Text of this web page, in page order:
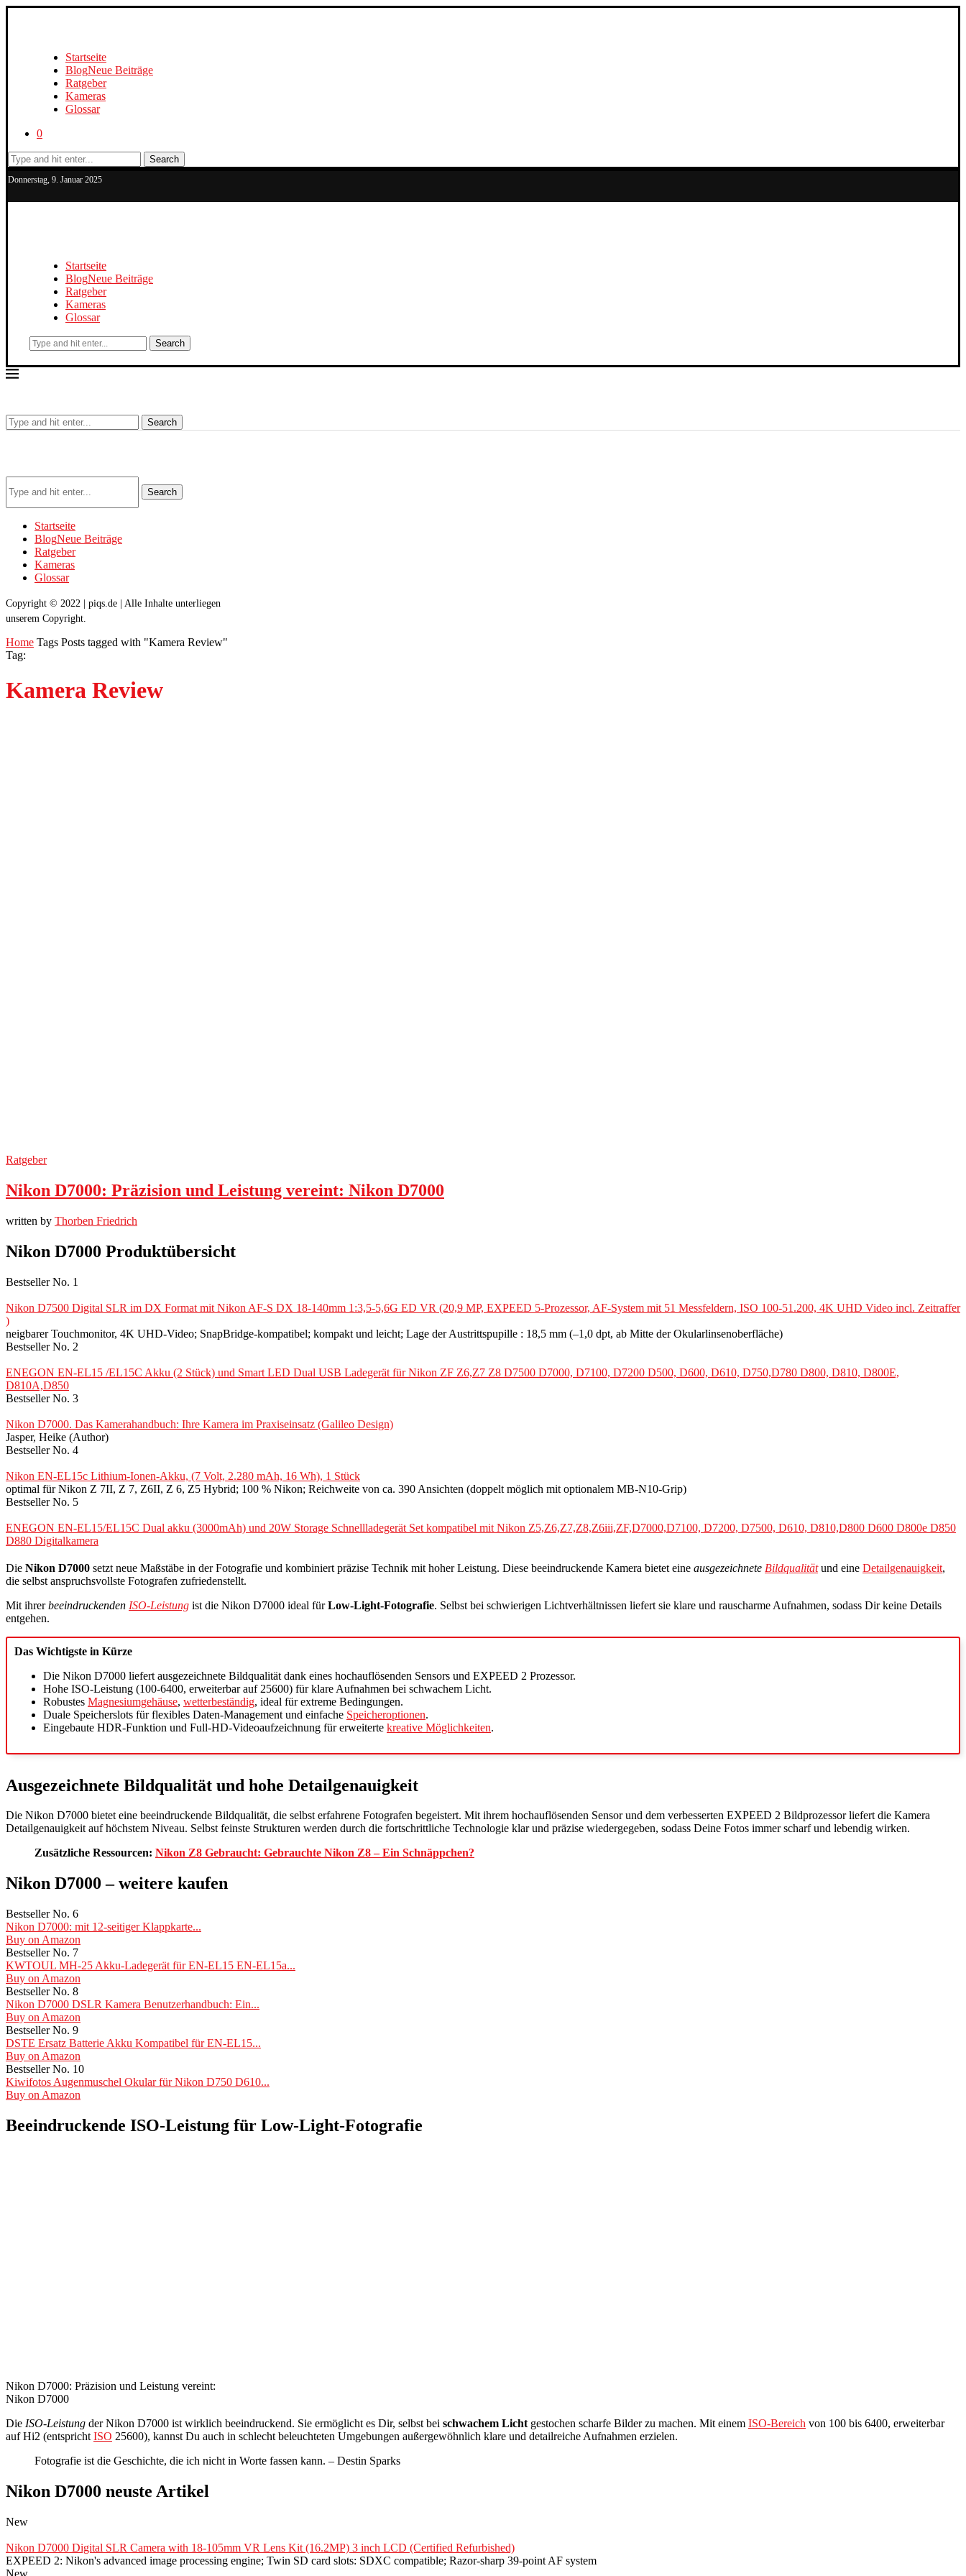
Startseite
BlogNeue Beiträge
Ratgeber
Kameras
Glossar
0
Search
Donnerstag, 9. Januar 2025
Startseite
BlogNeue Beiträge
Ratgeber
Kameras
Glossar
Search
Search
Search
Startseite
BlogNeue Beiträge
Ratgeber
Kameras
Glossar
Copyright © 2022 | piqs.de | Alle Inhalte unterliegen
unserem Copyright.
Home Tags Posts tagged with "Kamera Review"
Tag:
Kamera Review
Ratgeber
Nikon D7000: Präzision und Leistung vereint: Nikon D7000
written by Thorben Friedrich
Nikon D7000 Produktübersicht
Bestseller No. 1
Nikon D7500 Digital SLR im DX Format mit Nikon AF-S DX 18-140mm 1:3,5-5,6G ED VR (20,9 MP, EXPEED 5-Prozessor, AF-System mit 51 Messfeldern, ISO 100-51.200, 4K UHD Video incl. Zeitraffer
)
neigbarer Touchmonitor, 4K UHD-Video; SnapBridge-kompatibel; kompakt und leicht; Lage der Austrittspupille : 18,5 mm (–1,0 dpt, ab Mitte der Okularlinsenoberfläche)
Bestseller No. 2
ENEGON EN-EL15 /EL15C Akku (2 Stück) und Smart LED Dual USB Ladegerät für Nikon ZF Z6,Z7 Z8 D7500 D7000, D7100, D7200 D500, D600, D610, D750,D780 D800, D810, D800E,
D810A,D850
Bestseller No. 3
Nikon D7000. Das Kamerahandbuch: Ihre Kamera im Praxiseinsatz (Galileo Design)
Jasper, Heike (Author)
Bestseller No. 4
Nikon EN-EL15c Lithium-Ionen-Akku, (7 Volt, 2.280 mAh, 16 Wh), 1 Stück
optimal für Nikon Z 7II, Z 7, Z6II, Z 6, Z5 Hybrid; 100 % Nikon; Reichweite von ca. 390 Ansichten (doppelt möglich mit optionalem MB-N10-Grip)
Bestseller No. 5
ENEGON EN-EL15/EL15C Dual akku (3000mAh) und 20W Storage Schnellladegerät Set kompatibel mit Nikon Z5,Z6,Z7,Z8,Z6iii,ZF,D7000,D7100, D7200, D7500, D610, D810,D800 D600 D800e D850
D880 Digitalkamera
Die Nikon D7000 setzt neue Maßstäbe in der Fotografie und kombiniert präzise Technik mit hoher Leistung. Diese beeindruckende Kamera bietet eine ausgezeichnete Bildqualitätund eine Detailgenauigkeit,
die selbst anspruchsvollste Fotografen zufriedenstellt.
Mit ihrerbeeindruckenden ISO-Leistung ist die Nikon D7000 ideal fürLow-Light-Fotografie. Selbst bei schwierigen Lichtverhältnissen liefert sie klare und rauscharme Aufnahmen, sodass Dir keine Details
entgehen.
Das Wichtigste in Kürze
Die Nikon D7000 liefert ausgezeichnete Bildqualität dank eines hochauflösenden Sensors und EXPEED 2 Prozessor.
Hohe ISO-Leistung (100-6400, erweiterbar auf 25600) für klare Aufnahmen bei schwachem Licht.
Robustes Magnesiumgehäuse, wetterbeständig, ideal für extreme Bedingungen.
Duale Speicherslots für flexibles Daten-Management und einfache Speicheroptionen.
Eingebaute HDR-Funktion und Full-HD-Videoaufzeichnung für erweiterte kreative Möglichkeiten.
Ausgezeichnete Bildqualität und hohe Detailgenauigkeit
Die Nikon D7000 bietet eine beeindruckende Bildqualität, die selbst erfahrene Fotografen begeistert. Mit ihrem hochauflösenden Sensor und dem verbesserten EXPEED 2 Bildprozessor liefert die Kamera
Detailgenauigkeit auf höchstem Niveau. Selbst feinste Strukturen werden durch die fortschrittliche Technologie klar und präzise wiedergegeben, sodass Deine Fotos immer scharf und lebendig wirken.
Zusätzliche Ressourcen: Nikon Z8 Gebraucht: Gebrauchte Nikon Z8 – Ein Schnäppchen?
Nikon D7000 – weitere kaufen
Bestseller No. 6
Nikon D7000: mit 12-seitiger Klappkarte...
Buy on Amazon
Bestseller No. 7
KWTOUL MH-25 Akku-Ladegerät für EN-EL15 EN-EL15a...
Buy on Amazon
Bestseller No. 8
Nikon D7000 DSLR Kamera Benutzerhandbuch: Ein...
Buy on Amazon
Bestseller No. 9
DSTE Ersatz Batterie Akku Kompatibel für EN-EL15...
Buy on Amazon
Bestseller No. 10
Kiwifotos Augenmuschel Okular für Nikon D750 D610...
Buy on Amazon
Beeindruckende ISO-Leistung für Low-Light-Fotografie
Nikon D7000: Präzision und Leistung vereint:
Nikon D7000
Die ISO-Leistung der Nikon D7000 ist wirklich beeindruckend. Sie ermöglicht es Dir, selbst bei schwachem Licht gestochen scharfe Bilder zu machen. Mit einem ISO-Bereich von 100 bis 6400, erweiterbar
auf Hi2 (entspricht ISO 25600), kannst Du auch in schlecht beleuchteten Umgebungen außergewöhnlich klare und detailreiche Aufnahmen erzielen.
Fotografie ist die Geschichte, die ich nicht in Worte fassen kann. – Destin Sparks
Nikon D7000 neuste Artikel
New
Nikon D7000 Digital SLR Camera with 18-105mm VR Lens Kit (16.2MP) 3 inch LCD (Certified Refurbished)
EXPEED 2: Nikon's advanced image processing engine; Twin SD card slots: SDXC compatible; Razor-sharp 39-point AF system
New